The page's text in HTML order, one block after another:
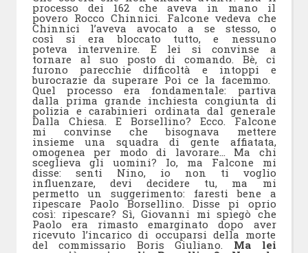
processo dei 162 che aveva in mano il
povero Rocco Chinnici. Falcone vedeva che
Chinnici l’aveva avocato a se stesso, o
così si era bloccato tutto, e nessuno
poteva intervenire. E lei si convinse a
tornare al suo posto di comando. Bè, ci
furono parecchie difficoltà e intoppi e
burocrazie da superare Poi ce la facemmo.
Quel processo era fondamentale: partiva
dalla prima grande inchiesta congiunta di
polizia e carabinieri ordinata dal generale
Dalla Chiesa. E Borsellino? Ecco. Falcone
mi convinse che bisognava mettere
insieme una squadra di gente affiatata,
omogenea per modo di lavorare… Ma chi
sceglieva gli uomini? Io, ma Falcone mi
disse: senti Nino, io non ti voglio
influenzare, devi decidere tu, ma mi
permetto un suggerimento: faresti bene a
ripescare Paolo Borsellino. Disse pi oprio
così: ripescare? Sì, Giovanni mi spiegò che
Paolo era rimasto emarginato dopo aver
ricevuto l’incarico di occuparsi della morte
del commissario Boris Giuliano. Ma lei